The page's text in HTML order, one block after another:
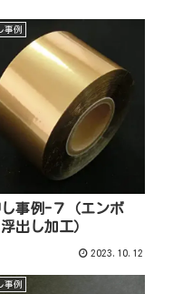
事例
事例-７（エンボ
出し加工）
2023.10.12
事例